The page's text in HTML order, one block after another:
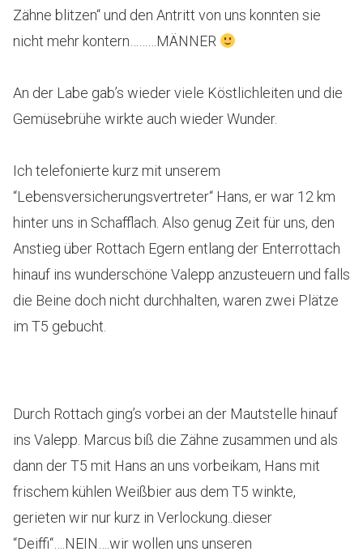
Zähne blitzen“ und den Antritt von uns konnten sie
nicht mehr kontern………MÄNNER
An der Labe gab’s wieder viele Köstlichleiten und die
Gemüsebrühe wirkte auch wieder Wunder.
Ich telefonierte kurz mit unserem
“Lebensversicherungsvertreter“ Hans, er war 12 km
hinter uns in Schafflach. Also genug Zeit für uns, den
Anstieg über Rottach Egern entlang der Enterrottach
hinauf ins wunderschöne Valepp anzusteuern und falls
die Beine doch nicht durchhalten, waren zwei Plätze
im T5 gebucht.
Durch Rottach ging’s vorbei an der Mautstelle hinauf
ins Valepp. Marcus biß die Zähne zusammen und als
dann der T5 mit Hans an uns vorbeikam, Hans mit
frischem kühlen Weißbier aus dem T5 winkte,
gerieten wir nur kurz in Verlockung..dieser
“Deiffi“….NEIN….wir wollen uns unseren